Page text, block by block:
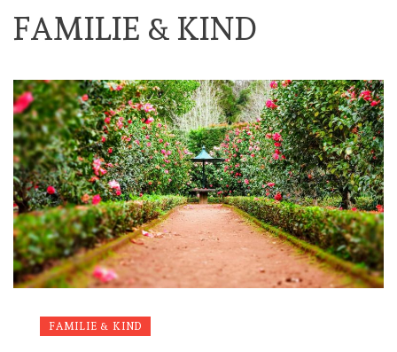
FAMILIE & KIND
FAMILIE & KIND